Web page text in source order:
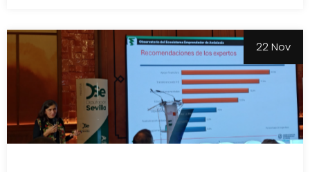
22 Nov